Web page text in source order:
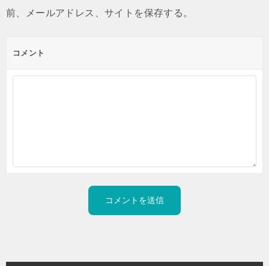
前、メールアドレス、サイトを保存する。
コメント